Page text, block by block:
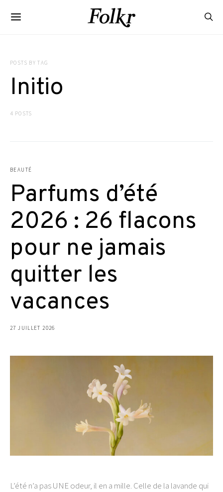
POSTS BY TAG
Initio
4 POSTS
BEAUTÉ
Parfums d’été
2026 : 26 flacons
pour ne jamais
quitter les
vacances
27 JUILLET 2026
L’été n’a pas UNE odeur, il en a mille. Celle de la lavande qui